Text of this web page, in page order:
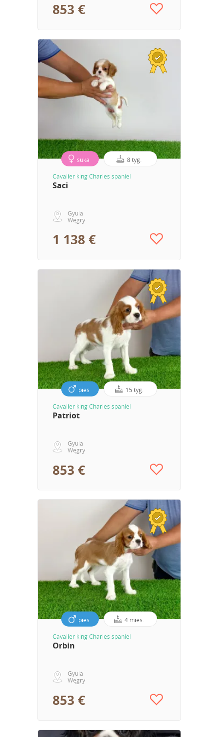
853 €
suka 8 tyg.
Cavalier king Charles spaniel
Saci
Gyula
Węgry
1 138 €
pies 15 tyg.
Cavalier king Charles spaniel
Patriot
Gyula
Węgry
853 €
pies 4 mies.
Cavalier king Charles spaniel
Orbin
Gyula
Węgry
853 €